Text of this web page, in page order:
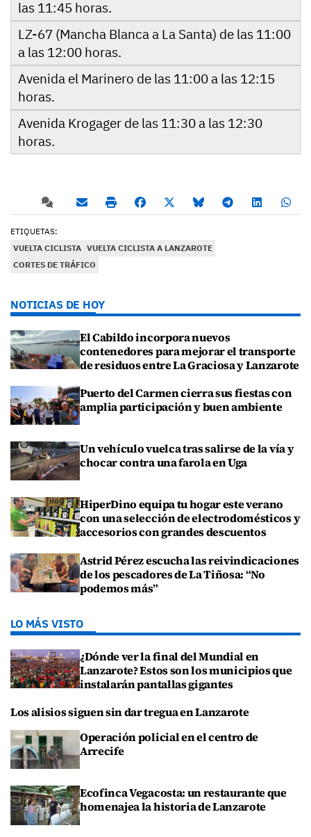
las 11:45 horas.
LZ-67 (Mancha Blanca a La Santa) de las 11:00
a las 12:00 horas.
Avenida el Marinero de las 11:00 a las 12:15
horas.
Avenida Krogager de las 11:30 a las 12:30
horas.
ETIQUETAS:
VUELTA CICLISTA VUELTA CICLISTA A LANZAROTE
CORTES DE TRÁFICO
NOTICIAS DE HOY
El Cabildo incorpora nuevos
contenedores para mejorar el transporte
de residuos entre La Graciosa y Lanzarote
Puerto del Carmen cierra sus fiestas con
amplia participación y buen ambiente
Un vehículo vuelca tras salirse de la vía y
chocar contra una farola en Uga
HiperDino equipa tu hogar este verano
con una selección de electrodomésticos y
accesorios con grandes descuentos
Astrid Pérez escucha las reivindicaciones
de los pescadores de La Tiñosa: “No
podemos más”
LO MÁS VISTO
¿Dónde ver la final del Mundial en
Lanzarote? Estos son los municipios que
instalarán pantallas gigantes
Los alisios siguen sin dar tregua en Lanzarote
Operación policial en el centro de
Arrecife
Ecofinca Vegacosta: un restaurante que
homenajea la historia de Lanzarote